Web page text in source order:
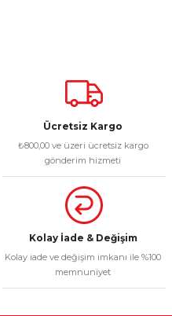
Ücretsiz Kargo
₺800,00 ve üzeri ücretsiz kargo
gönderim hizmeti
Kolay İade & Değişim
Kolay iade ve değişim imkanı ile %100
memnuniyet